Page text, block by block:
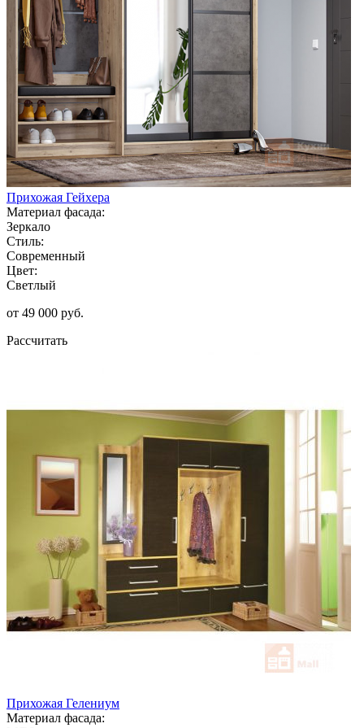
Прихожая Гейхера
Материал фасада:
Зеркало
Стиль:
Современный
Цвет:
Светлый
от 49 000 руб.
Рассчитать
Прихожая Гелениум
Материал фасада: